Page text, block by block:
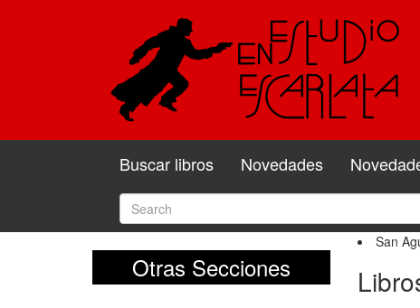
Buscar libros Novedades
Otras Secciones
San